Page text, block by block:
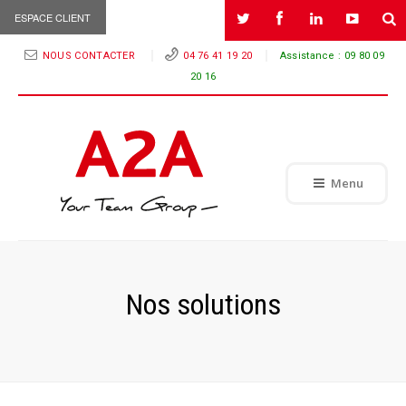
ESPACE CLIENT
NOUS CONTACTER 04 76 41 19 20 Assistance : 09 80 09
20 16
Menu
Nos solutions